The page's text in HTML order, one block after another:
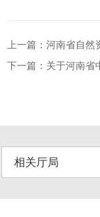
上一篇：河南省自
下一篇：关于河南省
相关厅局